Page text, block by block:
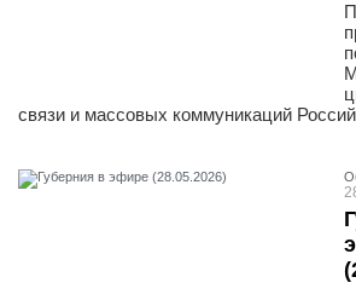
связи и массовых коммуникаций